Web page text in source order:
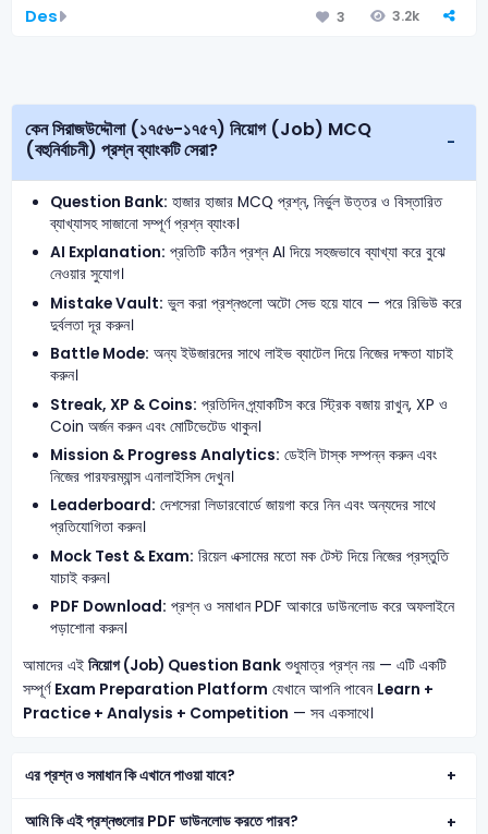
Des 3 3.2k
কেন সিরাজউদ্দৌলা (১৭৫৬-১৭৫৭) নিয়োগ (Job) MCQ
(বহুনির্বাচনী) প্রশ্ন ব্যাংকটি সেরা?
Question Bank: হাজার হাজার MCQ প্রশ্ন, নির্ভুল উত্তর ও বিস্তারিত
ব্যাখ্যাসহ সাজানো সম্পূর্ণ প্রশ্ন ব্যাংক।
AI Explanation: প্রতিটি কঠিন প্রশ্ন AI দিয়ে সহজভাবে ব্যাখ্যা করে বুঝে
নেওয়ার সুযোগ।
Mistake Vault: ভুল করা প্রশ্নগুলো অটো সেভ হয়ে যাবে — পরে রিভিউ করে
দুর্বলতা দূর করুন।
Battle Mode: অন্য ইউজারদের সাথে লাইভ ব্যাটেল দিয়ে নিজের দক্ষতা যাচাই
করুন।
Streak, XP & Coins: প্রতিদিন প্র্যাকটিস করে স্ট্রিক বজায় রাখুন, XP ও
Coin অর্জন করুন এবং মোটিভেটেড থাকুন।
Mission & Progress Analytics: ডেইলি টাস্ক সম্পন্ন করুন এবং
নিজের পারফরম্যান্স এনালাইসিস দেখুন।
Leaderboard: দেশসেরা লিডারবোর্ডে জায়গা করে নিন এবং অন্যদের সাথে
প্রতিযোগিতা করুন।
Mock Test & Exam: রিয়েল এক্সামের মতো মক টেস্ট দিয়ে নিজের প্রস্তুতি
যাচাই করুন।
PDF Download: প্রশ্ন ও সমাধান PDF আকারে ডাউনলোড করে অফলাইনে
পড়াশোনা করুন।
আমাদের এই নিয়োগ (Job) Question Bankশুধুমাত্র প্রশ্ন নয় — এটি একটি
সম্পূর্ণ Exam Preparation Platform যেখানে আপনি পাবেন Learn +
Practice + Analysis + Competition — সব একসাথে।
এর প্রশ্ন ও সমাধান কি এখানে পাওয়া যাবে?
আমি কি এই প্রশ্নগুলোর PDF ডাউনলোড করতে পারব?